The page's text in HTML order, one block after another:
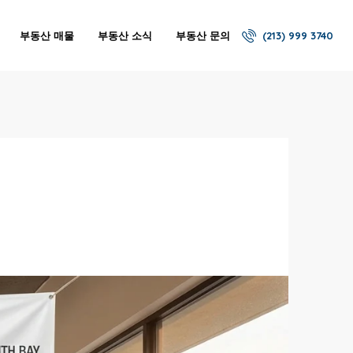
부동산 매물 부동산 소식 부동산 문의 (213) 999 3740